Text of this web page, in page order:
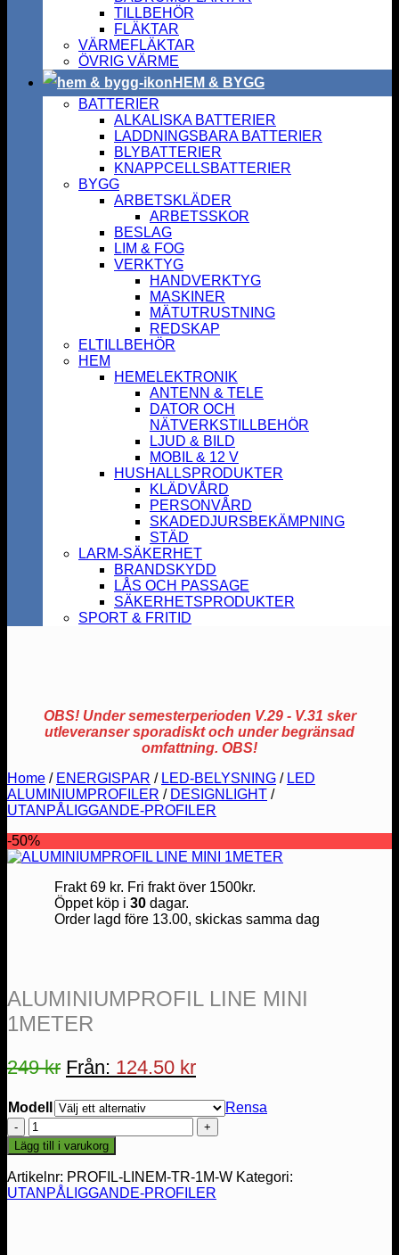
TILLBEHÖR
FLÄKTAR
VÄRMEFLÄKTAR
ÖVRIG VÄRME
HEM & BYGG
BATTERIER
ALKALISKA BATTERIER
LADDNINGSBARA BATTERIER
BLYBATTERIER
KNAPPCELLSBATTERIER
BYGG
ARBETSKLÄDER
ARBETSSKOR
BESLAG
LIM & FOG
VERKTYG
HANDVERKTYG
MASKINER
MÄTUTRUSTNING
REDSKAP
ELTILLBEHÖR
HEM
HEMELEKTRONIK
ANTENN & TELE
DATOR OCH
NÄTVERKSTILLBEHÖR
LJUD & BILD
MOBIL & 12 V
HUSHALLSPRODUKTER
KLÄDVÅRD
PERSONVÅRD
SKADEDJURSBEKÄMPNING
STÄD
LARM-SÄKERHET
BRANDSKYDD
LÅS OCH PASSAGE
SÄKERHETSPRODUKTER
SPORT & FRITID
OBS! Under semesterperioden V.29 - V.31 sker
utleveranser sporadiskt och under begränsad
omfattning. OBS!
Home / ENERGISPAR / LED-BELYSNING / LED
ALUMINIUMPROFILER / DESIGNLIGHT /
UTANPÅLIGGANDE-PROFILER
-50%
Frakt 69 kr. Fri frakt över 1500kr.
Öppet köp i 30dagar.
Order lagd före 13.00, skickas samma dag
ALUMINIUMPROFIL LINE MINI
1METER
249kr Från: 124.50 kr
Modell
Rensa
ALUMINIUMPROFIL
LINE
MINI
1METER
mängd
Lägg till i varukorg
Artikelnr: PROFIL-LINEM-TR-1M-W Kategori:
UTANPÅLIGGANDE-PROFILER